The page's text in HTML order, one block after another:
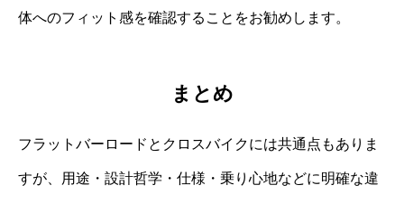
体へのフィット感を確認することをお勧めします。
まとめ
フラットバーロードとクロスバイクには共通点もありま
すが、用途・設計哲学・仕様・乗り心地などに明確な違